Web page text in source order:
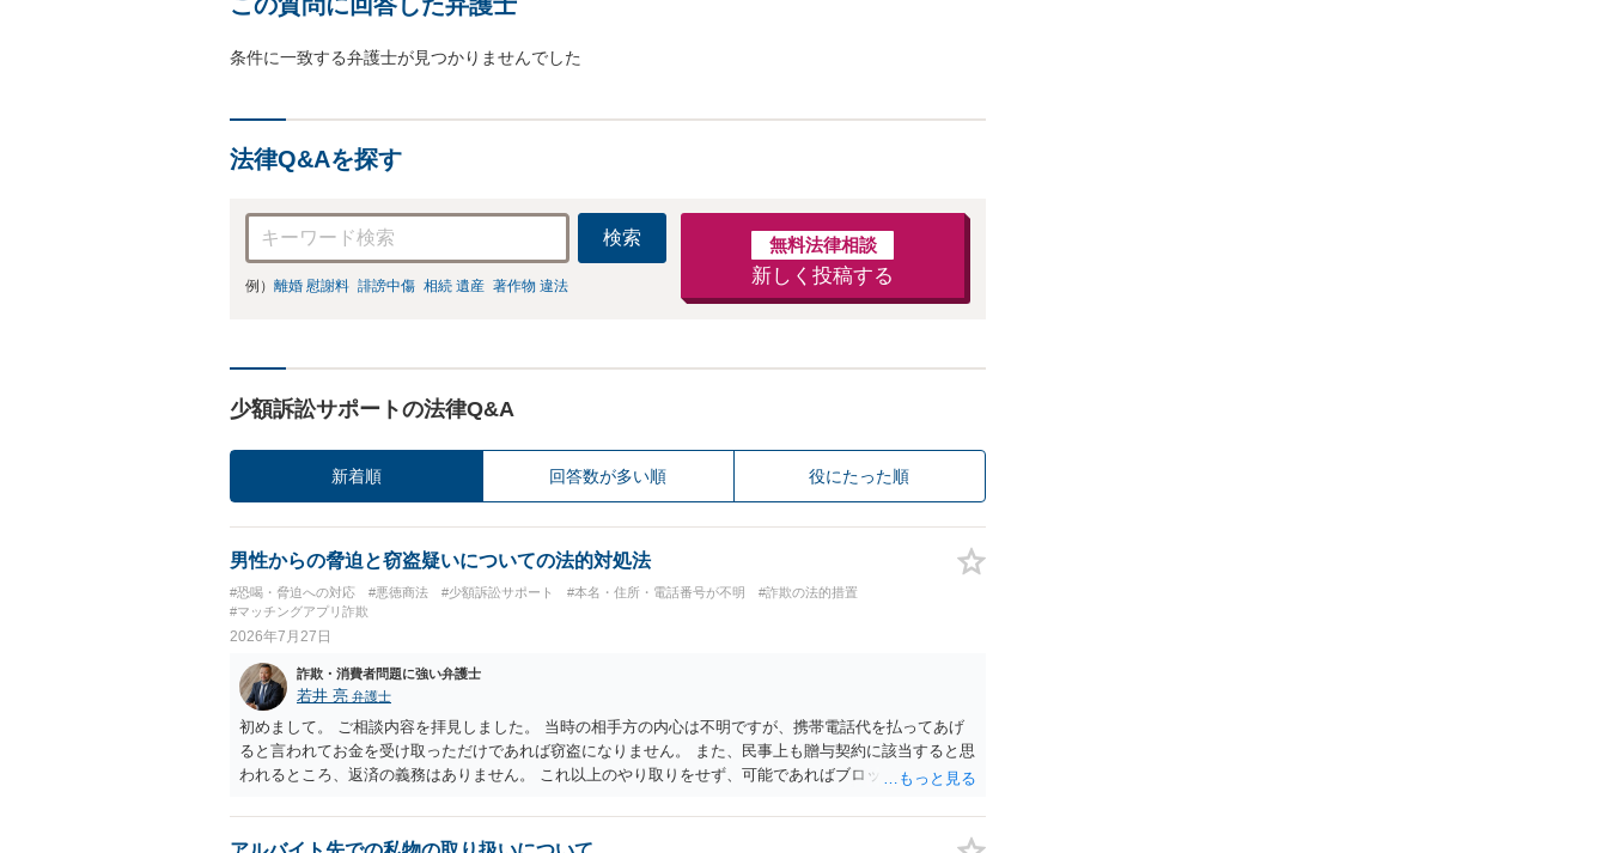
条件に一致する弁護士が見つかりませんでした
法律Q&Aを探す
検索
例） 離婚 慰謝料 誹謗中傷 相続 遺産 著作物 違法
無料法律相談
新しく投稿する
少額訴訟サポートの法律Q&A
新着順 回答数が多い順 役にたった順
男性からの脅迫と窃盗疑いについての法的対処法
#恐喝・脅迫への対応 #悪徳商法 #少額訴訟サポート #本名・住所・電話番号が不明
#詐欺の法的措置
#マッチングアプリ詐欺
2026年7月27日
詐欺・消費者問題に強い弁護士
若井 亮 弁護士
初めまして。 ご相談内容を拝見しました。 当時の相手方の内心は不明ですが、携帯電話代を払ってあげ
ると言われてお金を受け取っただけであれば窃盗になりません。 また、民事上も贈与契約に該当すると思
われるところ、返済の義務はありません。 これ以上のやり取りをせず、可能であればブロックをするよう
になれば幸いです。